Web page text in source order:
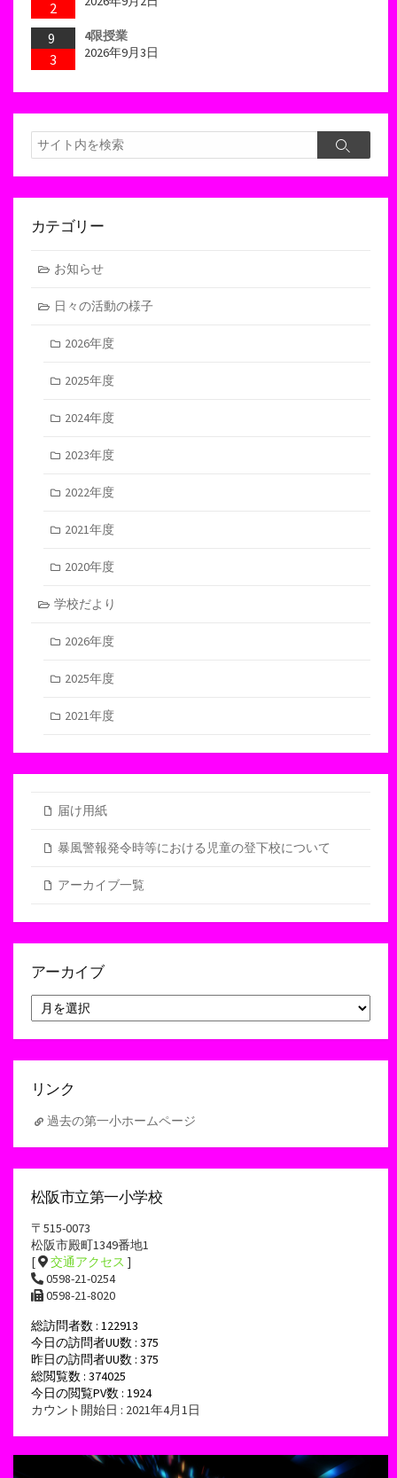
2
9
3
4限授業
2026年9月3日
検
索
検
カテゴリー
お知らせ
日々の活動の様子
2026年度
2025年度
2024年度
2023年度
2022年度
2021年度
2020年度
学校だより
2026年度
2025年度
2021年度
届け用紙
暴風警報発令時等における児童の登下校について
アーカイブ一覧
アーカイブ
ー
カ
リンク
過去の第一小ホームページ
松阪市立第一小学校
〒515-0073
松阪市殿町1349番地1
[
交通アクセス ]
0598-21-0254
0598-21-8020
総訪問者数 : 122913
今日の訪問者UU数 : 375
昨日の訪問者UU数 : 375
総閲覧数 : 374025
今日の閲覧PV数 : 1924
カウント開始日 : 2021年4月1日